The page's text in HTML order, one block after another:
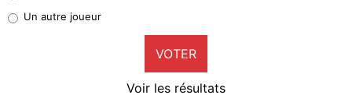
9%
Un autre joueur
VOTER
Voir les résultats